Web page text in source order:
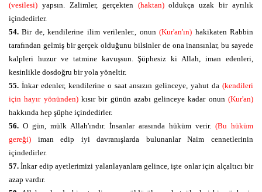
(vesilesi) yapsın. Zalimler, gerçekten (haktan)oldukça uzak bir ayrılık
içindedirler.
54.Bir de, kendilerine ilim verilenler., onun(Kur'an'ın) hakikaten Rabbin
tarafından gelmiş bir gerçek olduğunu bilsinler de ona inansınlar, bu sayede
kalpleri huzur ve tatmine kavuşsun. Şüphesiz ki Allah, iman edenleri,
kesinlikle dosdoğru bir yola yöneltir.
55. İnkar edenler, kendilerine o saat ansızın gelinceye, yahut da(kendileri
için hayır yönünden)kısır bir günün azabı gelinceye kadar onun(Kur'an)
hakkında hep şüphe içindedirler.
56. O gün, mülk Allah'ındır. İnsanlar arasında hüküm verir. (Bu hüküm
gereği) iman edip iyi davranışlarda bulunanlar Naim cennetlerinin
içindedirler.
57.İnkar edip ayetlerimizi yalanlayanlara gelince, işte onlar için alçaltıcı bir
azap vardır.